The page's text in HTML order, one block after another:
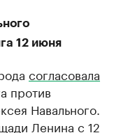
12 июня
согласовала
против
Навального.
Ленина с 12